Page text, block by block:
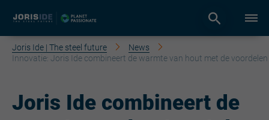
Joris Ide | The steel future
News
Innovatie: Joris Ide combineert de warmte van hout met de
Joris Ide combineert de